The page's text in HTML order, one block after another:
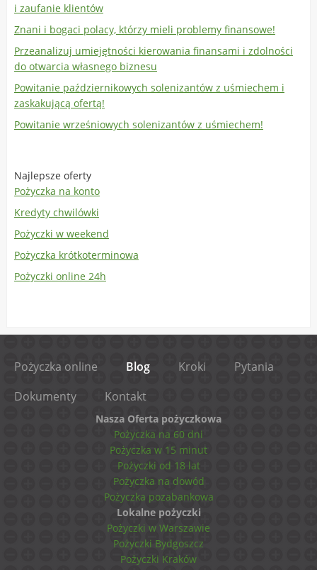
i zaufanie klientów
Znani i bogaci polacy, którzy mieli problemy finansowe!
Przeanalizuj umiejętności kierowania finansami i zdolności
do otwarcia własnego biznesu
Powitanie październikowych solenizantów z uśmiechem i
zaskakującą ofertą!
Powitanie wrześniowych solenizantów z uśmiechem!
Najlepsze oferty
Pożyczka na konto
Kredyty chwilówki
Pożyczki w weekend
Pożyczka krótkoterminowa
Pożyczki online 24h
Pożyczka online Blog Kroki
Pytania
Dokumenty
Kontakt
Nasza Oferta pożyczkowa
Pożyczka na 60 dni
Pożyczka w 15 minut
Pożyczki od 18 lat
Pożyczka na dowód
Pożyczka pozabankowa
Lokalne pożyczki
Pożyczki w Warszawie
Pożyczki Bydgoszcz
Pożyczki Kraków